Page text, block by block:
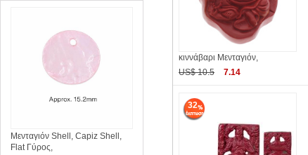
κιννάβαρι Μενταγιόν,
US$ 10.5
7.14
32
Μενταγιόν Shell, Capiz Shell,
Flat Γύρος,